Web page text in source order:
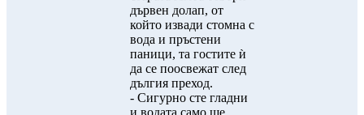
дървен долап, от
който извади стомна с
вода и пръстени
паници, та гостите ѝ
да се поосвежат след
дългия преход.
- Сигурно сте гладни
и водата само ще